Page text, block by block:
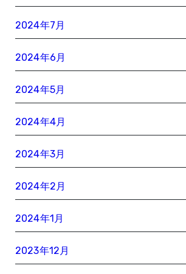
2024年7月
2024年6月
2024年5月
2024年4月
2024年3月
2024年2月
2024年1月
2023年12月